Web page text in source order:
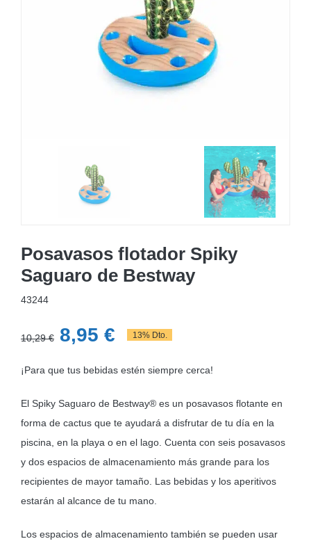
MOBILIARIO HINCHABLE
ACCESORIOS DE PISCINAS
Posavasos flotador Spiky
Saguaro de Bestway
43244
10,29€ El
original
era:
10,29 €.
8,95 €El
actual
es:
8,95 €.
13% Dto.
¡Para que tus bebidas estén siempre cerca!
El Spiky Saguaro de Bestway® es un posavasos flotante en
forma de cactus que te ayudará a disfrutar de tu día en la
piscina, en la playa o en el lago. Cuenta con seis posavasos
y dos espacios de almacenamiento más grande para los
recipientes de mayor tamaño. Las bebidas y los aperitivos
estarán al alcance de tu mano.
Los espacios de almacenamiento también se pueden usar